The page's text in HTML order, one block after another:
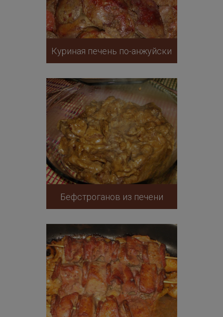
Куриная печень по-анжуйски
Бефстроганов из печени